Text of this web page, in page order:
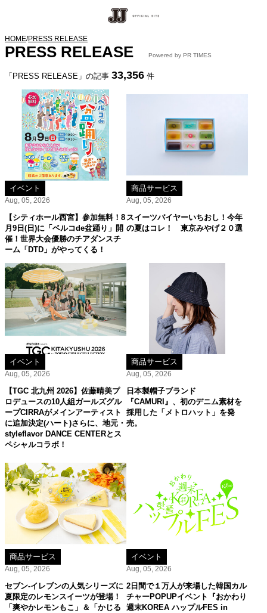
HOME/PRESS RELEASE
PRESS RELEASE Powered by PR TIMES
「PRESS RELEASE」の記事 33,356 件
イベント
Aug, 05, 2026
【シティホール西宮】参加無料！8
月9日(日)に「ベルコde盆踊り」開
催！世界大会優勝のチアダンスチ
ーム「DTD」がやってくる！
商品サービス
Aug, 05, 2026
スイーツバイヤーいちおし！今年
の夏はコレ！ 東京みやげ２０選
イベント
Aug, 05, 2026
【TGC 北九州 2026】佐藤晴美プ
ロデュースの10人組ガールズグル
ープCIRRAがメインアーティスト
に追加決定(ハート)さらに、地元・
styleflavor DANCE CENTERとス
ペシャルコラボ！
商品サービス
Aug, 05, 2026
日本製帽子ブランド
『CAMURI』、初のデニム素材を
採用した「メトロハット」を発
売。
商品サービス
Aug, 05, 2026
セブン‐イレブンの人気シリーズに
夏限定のレモンスイーツが登場！
「爽やかレモンもこ」＆「かじる
イベント
Aug, 05, 2026
2日間で１万人が来場した韓国カル
チャーPOPUPイベント『おかわり
週末KOREA ハップルFES in